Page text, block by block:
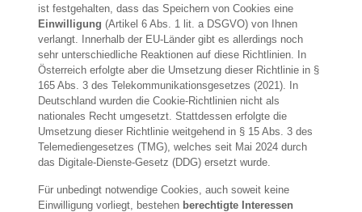
ist festgehalten, dass das Speichern von Cookies eine
Einwilligung (Artikel 6 Abs. 1 lit. a DSGVO) von Ihnen
verlangt. Innerhalb der EU-Länder gibt es allerdings noch
sehr unterschiedliche Reaktionen auf diese Richtlinien. In
Österreich erfolgte aber die Umsetzung dieser Richtlinie in §
165 Abs. 3 des Telekommunikationsgesetzes (2021). In
Deutschland wurden die Cookie-Richtlinien nicht als
nationales Recht umgesetzt. Stattdessen erfolgte die
Umsetzung dieser Richtlinie weitgehend in § 15 Abs. 3 des
Telemediengesetzes (TMG), welches seit Mai 2024 durch
das Digitale-Dienste-Gesetz (DDG) ersetzt wurde.
Für unbedingt notwendige Cookies, auch soweit keine
Einwilligung vorliegt, bestehen berechtigte Interessen